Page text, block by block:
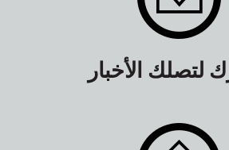
لتصلك الأخبار